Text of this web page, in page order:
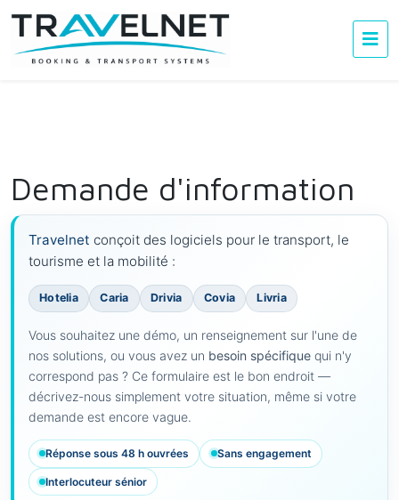
Demande d'information
Travelnet conçoit des logiciels pour le transport, le
tourisme et la mobilité :
Hotelia Caria Drivia Covia Livria
Vous souhaitez une démo, un renseignement sur l'une de
nos solutions, ou vous avez un besoin spécifique qui n'y
correspond pas ? Ce formulaire est le bon endroit —
décrivez-nous simplement votre situation, même si votre
demande est encore vague.
Réponse sous 48 h ouvrées Sans engagement
Interlocuteur sénior